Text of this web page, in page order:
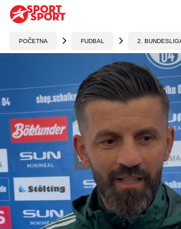
POČETNA FUDBAL 2.